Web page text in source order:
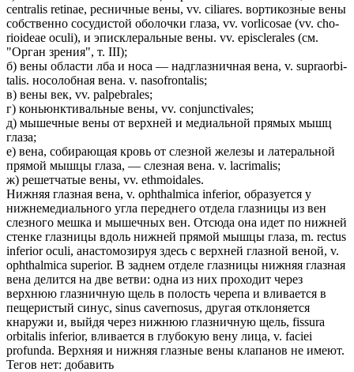
centralis retinae, ресничные вены, vv. ciliares. вортикозные вены
собственно сосудистой оболочки глаза, vv. vorlicosae (vv. cho-
rioideae oculi), и эписклеральные вены. vv. episclerales (см.
"Орган зрения", т. III);
б) вены области лба и носа — надглазничная вена, v. supraorbi-
talis. носолобная вена. v. nasofrontalis;
в) вены век, vv. palpebrales;
г) коньюнктивальные вены, vv. conjunctivales;
д) мышечные вены от верхней и медиальной прямых мышц
глаза;
е) вена, собирающая кровь от слезной железы и латеральной
прямой мышцы глаза, — слезная вена. v. lacrimalis;
ж) решетчатые вены, vv. ethmoidales.
Нижняя глазная вена, v. ophthalmica inferior, образуется у
нижнемедиального угла переднего отдела глазницы из вен
слезного мешка и мышечных вен. Отсюда она идет по нижней
стенке глазницы вдоль нижней прямой мышцы глаза, m. rectus
inferior oculi, анастомозируя здесь с верхней глазной веной, v.
ophthalmica superior. В заднем отделе глазницы нижняя глазная
вена делится на две ветви: одна из них проходит через
верхнюю глазничную щель в полость черепа и вливается в
пещеристый синус, sinus cavernosus, другая отклоняется
кнаружи и, выйдя через нижнюю глазничную щель, fissura
orbitalis inferior, вливается в глубокую вену лица, v. faciei
profunda. Верхняя и нижняя глазные вены клапанов не имеют.
Тегов нет: добавить